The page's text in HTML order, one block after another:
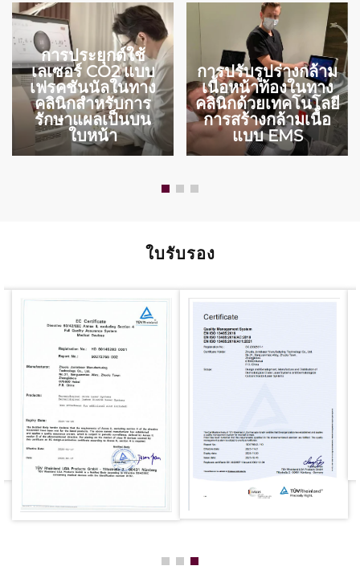
การประยุกต์ใช้
เลเซอร์ CO2 แบบ
เฟรคชันนัลในทาง
คลินิกสำหรับการ
รักษาแผลเป็นบน
ใบหน้า
การปรับรูปร่างกล้าม
เนื้อหน้าท้องในทาง
คลินิกด้วยเทคโนโลยี
การสร้างกล้ามเนื้อ
แบบ EMS
ใบรับรอง